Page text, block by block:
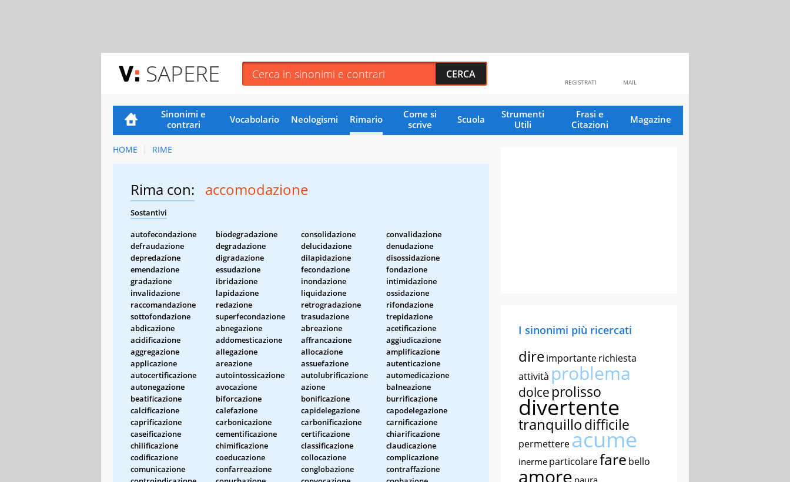
SAPERE MAIL
REGISTRATI
Sinonimi e
contrari
Vocabolario Neologismi Rimario
Come si
scrive
Scuola
Strumenti
Utili
Frasi e
Citazioni
Magazine
HOME RIME
Rima con: accomodazione
Sostantivi
autofecondazione biodegradazione consolidazione
convalidazione
defraudazione
degradazione delucidazione
denudazione
depredazione
digradazione dilapidazione
disossidazione
emendazione
essudazione fecondazione
fondazione
gradazione
ibridazione inondazione
intimidazione
invalidazione
lapidazione liquidazione
ossidazione
raccomandazione
redazione retrogradazione
rifondazione
sottofondazione
superfecondazione trasudazione
trepidazione
abdicazione
abnegazione abreazione
acetificazione
acidificazione
addomesticazione affrancazione
aggiudicazione
aggregazione
allegazione allocazione
amplificazione
applicazione
areazione assuefazione
autenticazione
autocertificazione
autointossicazione autolubrificazione
automedicazione
autonegazione
avocazione azione
balneazione
beatificazione
biforcazione bonificazione
burrificazione
calcificazione
calefazione capidelegazione
capodelegazione
caprificazione
carbonicazione carbonificazione
carnificazione
caseificazione
cementificazione certificazione
chiarificazione
chilificazione
chimificazione classificazione
claudicazione
codificazione
coeducazione collocazione
complicazione
comunicazione
confarreazione conglobazione
contraffazione
I sinonimi più ricercati
direimportanterichiesta
attività problema
dolce prolisso
divertente
tranquillodifficile
permettereacume
inerme particolarefare bello
amore paura